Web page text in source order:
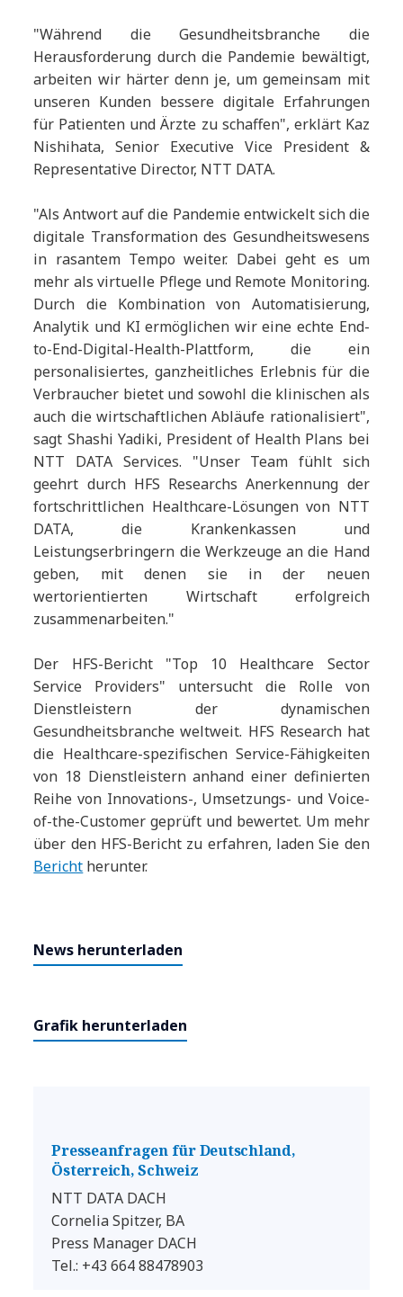
"Während die Gesundheitsbranche die
Herausforderung durch die Pandemie bewältigt,
arbeiten wir härter denn je, um gemeinsam mit
unseren Kunden bessere digitale Erfahrungen
für Patienten und Ärzte zu schaffen", erklärt Kaz
Nishihata, Senior Executive Vice President &
Representative Director, NTT DATA.
"Als Antwort auf die Pandemie entwickelt sich die
digitale Transformation des Gesundheitswesens
in rasantem Tempo weiter. Dabei geht es um
mehr als virtuelle Pflege und Remote Monitoring.
Durch die Kombination von Automatisierung,
Analytik und KI ermöglichen wir eine echte End-
to-End-Digital-Health-Plattform, die ein
personalisiertes, ganzheitliches Erlebnis für die
Verbraucher bietet und sowohl die klinischen als
auch die wirtschaftlichen Abläufe rationalisiert",
sagt Shashi Yadiki, President of Health Plans bei
NTT DATA Services. "Unser Team fühlt sich
geehrt durch HFS Researchs Anerkennung der
fortschrittlichen Healthcare-Lösungen von NTT
DATA, die Krankenkassen und
Leistungserbringern die Werkzeuge an die Hand
geben, mit denen sie in der neuen
wertorientierten Wirtschaft erfolgreich
zusammenarbeiten."
Der HFS-Bericht "Top 10 Healthcare Sector
Service Providers" untersucht die Rolle von
Dienstleistern der dynamischen
Gesundheitsbranche weltweit. HFS Research hat
die Healthcare-spezifischen Service-Fähigkeiten
von 18 Dienstleistern anhand einer definierten
Reihe von Innovations-, Umsetzungs- und Voice-
of-the-Customer geprüft und bewertet. Um mehr
über den HFS-Bericht zu erfahren, laden Sie den
Bericht herunter.
News herunterladen
Grafik herunterladen
Presseanfragen für Deutschland,
Österreich, Schweiz
NTT DATA DACH
Cornelia Spitzer, BA
Press Manager DACH
Tel.: +43 664 88478903